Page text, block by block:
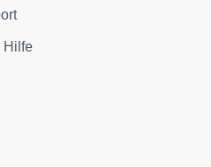
Hilfe